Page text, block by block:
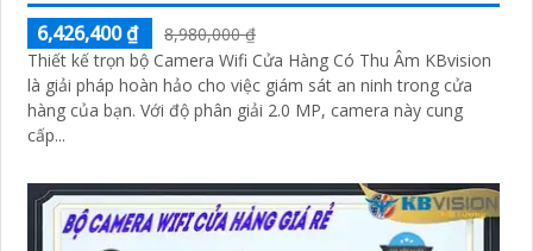
6,426,400 ₫
8,980,000 ₫
Thiết kế trọn bộ Camera Wifi Cửa Hàng Có Thu Âm KBvision
là giải pháp hoàn hảo cho việc giám sát an ninh trong cửa
hàng của bạn. Với độ phân giải 2.0 MP, camera này cung
cấp...